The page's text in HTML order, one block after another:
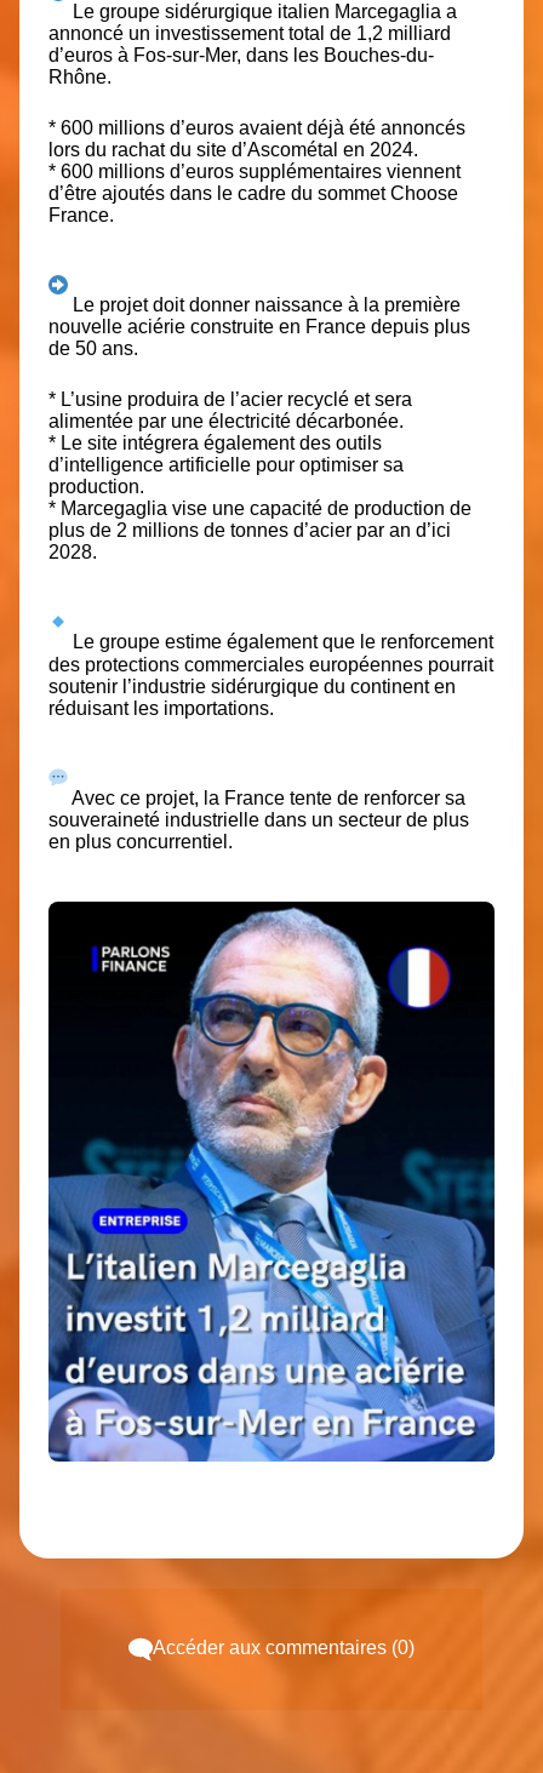
Le groupe sidérurgique italien Marcegaglia a
annoncé un investissement total de 1,2 milliard
d’euros à Fos-sur-Mer, dans les Bouches-du-
Rhône.
* 600 millions d’euros avaient déjà été annoncés
lors du rachat du site d’Ascométal en 2024.
* 600 millions d’euros supplémentaires viennent
d’être ajoutés dans le cadre du sommet Choose
France.
Le projet doit donner naissance à la première
nouvelle aciérie construite en France depuis plus
de 50 ans.
* L’usine produira de l’acier recyclé et sera
alimentée par une électricité décarbonée.
* Le site intégrera également des outils
d’intelligence artificielle pour optimiser sa
production.
* Marcegaglia vise une capacité de production de
plus de 2 millions de tonnes d’acier par an d’ici
2028.
Le groupe estime également que le renforcement
des protections commerciales européennes pourrait
soutenir l’industrie sidérurgique du continent en
réduisant les importations.
Avec ce projet, la France tente de renforcer sa
souveraineté industrielle dans un secteur de plus
en plus concurrentiel.
Accéder aux commentaires (0)